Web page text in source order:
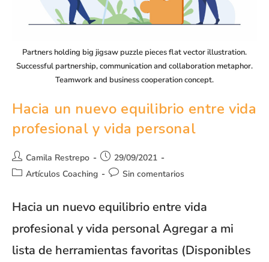
Partners holding big jigsaw puzzle pieces flat vector illustration.
Successful partnership, communication and collaboration metaphor.
Teamwork and business cooperation concept.
Hacia un nuevo equilibrio entre vida
profesional y vida personal
Camila Restrepo
29/09/2021
Artículos Coaching
Sin comentarios
Hacia un nuevo equilibrio entre vida
profesional y vida personal Agregar a mi
lista de herramientas favoritas (Disponibles